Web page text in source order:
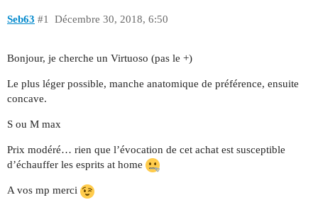
Seb63 Décembre 30, 2018, 6:50
#1
Bonjour, je cherche un Virtuoso (pas le +)
Le plus léger possible, manche anatomique de préférence, ensuite
concave.
S ou M max
Prix modéré… rien que l’évocation de cet achat est susceptible
d’échauffer les esprits at home
A vos mp merci